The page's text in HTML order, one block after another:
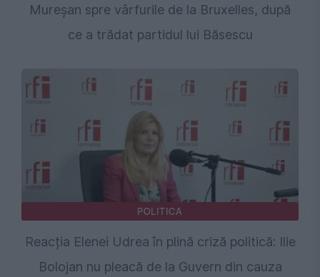
Mureșan spre vârfurile de la Bruxelles, după
ce a trădat partidul lui Băsescu
POLITICA
Reacția Elenei Udrea în plină criză politică: Ilie
Bolojan nu pleacă de la Guvern din cauza